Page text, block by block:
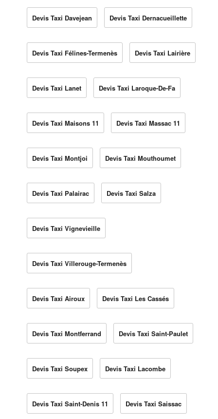
Devis Taxi Davejean Devis Taxi Dernacueillette
Devis Taxi Félines-Termenès Devis Taxi Lairière
Devis Taxi Lanet Devis Taxi Laroque-De-Fa
Devis Taxi Maisons 11 Devis Taxi Massac 11
Devis Taxi Montjoi Devis Taxi Mouthoumet
Devis Taxi Palairac Devis Taxi Salza
Devis Taxi Vignevieille
Devis Taxi Villerouge-Termenès
Devis Taxi Airoux Devis Taxi Les Cassés
Devis Taxi Montferrand Devis Taxi Saint-Paulet
Devis Taxi Soupex Devis Taxi Lacombe
Devis Taxi Saint-Denis 11 Devis Taxi Saissac